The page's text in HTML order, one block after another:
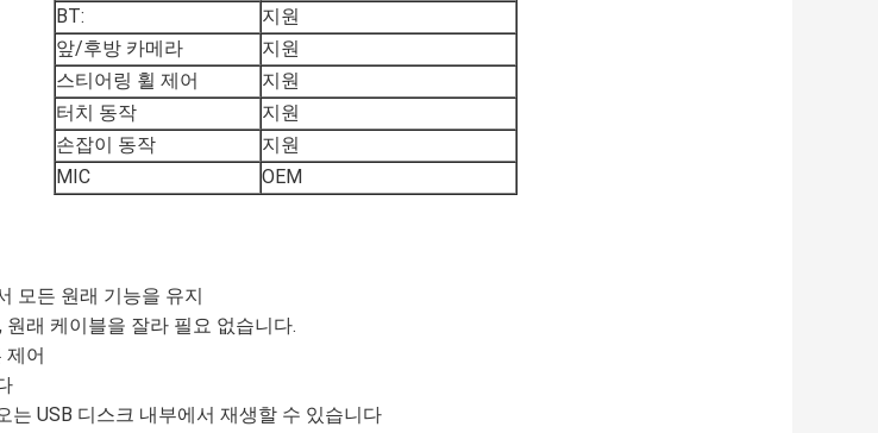
BT:
지원
앞/후방 카메라
지원
스티어링 휠 제어
지원
터치 동작
지원
손잡이 동작
지원
MIC
OEM
모든 원래 기능을 유지
래 케이블을 잘라 필요 없습니다.
제어
는 USB 디스크 내부에서 재생할 수 있습니다